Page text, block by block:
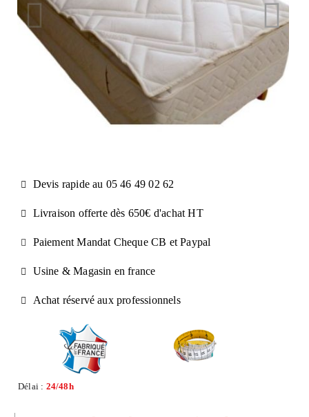
Devis rapide au 05 46 49 02 62
Livraison offerte dès 650€ d'achat​ HT
Paiement Mandat Cheque CB et Paypal​
Usine & Magasin en france
Achat réservé aux professionnels
Délai : 24/48h